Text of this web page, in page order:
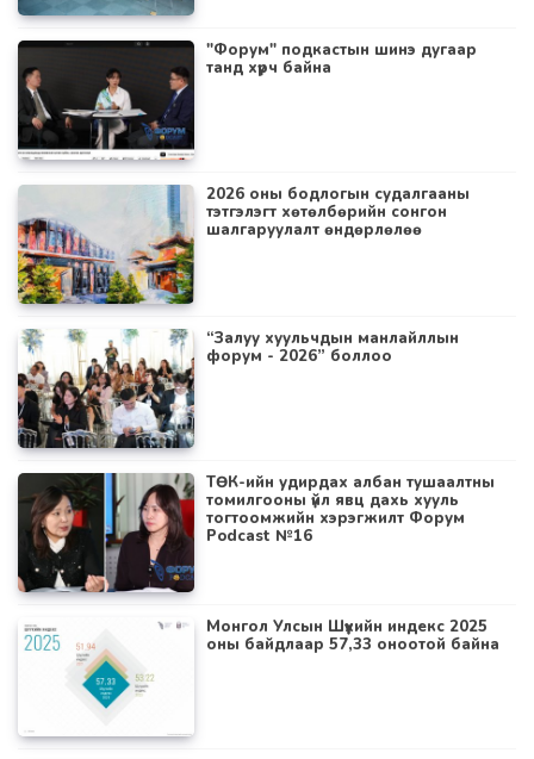
"Форум" подкастын шинэ дугаар
танд хүрч байна
2026 оны бодлогын судалгааны
тэтгэлэгт хөтөлбөрийн сонгон
шалгаруулалт өндөрлөлөө
“Залуу хуульчдын манлайллын
форум - 2026” боллоо
ТӨК-ийн удирдах албан тушаалтны
томилгооны үйл явц дахь хууль
тогтоомжийн хэрэгжилт Форум
Podcast №16
Монгол Улсын Шүүхийн индекс 2025
оны байдлаар 57,33 оноотой байна